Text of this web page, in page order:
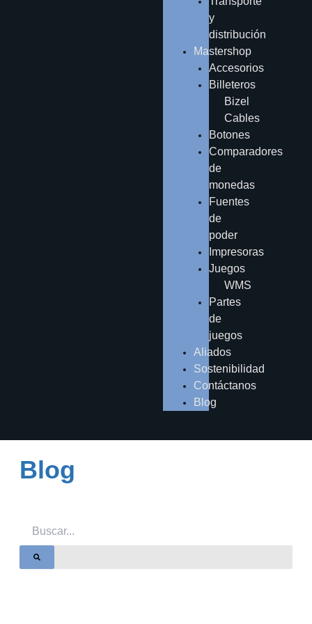
y
distribución
Mastershop
Accesorios
Billeteros
Bizel
Cables
Botones
Comparadores
de
monedas
Fuentes
de
poder
Impresoras
Juegos
WMS
Partes
de
juegos
Aliados
Sostenibilidad
Contáctanos
Blog
Blog